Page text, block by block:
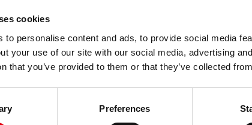
cookies
to personalise content and ads, to provide social media
your use of our site with our social media, advertising
that you’ve provided to them or that they’ve collected
Preferences
краски
6 или 12 цветов